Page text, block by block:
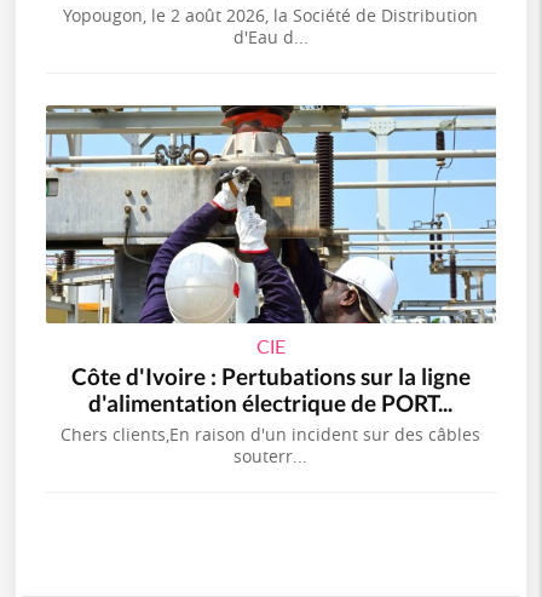
Yopougon, le 2 août 2026, la Société de Distribution
d'Eau d...
CIE
Côte d'Ivoire : Pertubations sur la ligne
d'alimentation électrique de PORT...
Chers clients,En raison d'un incident sur des câbles
souterr...